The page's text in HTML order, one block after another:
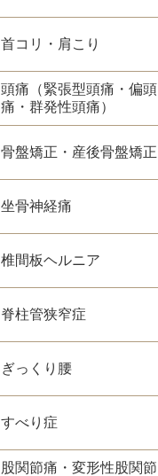
首コリ・肩こり
頭痛（緊張型頭痛・偏頭
痛・群発性頭痛）
骨盤矯正・産後骨盤矯正
坐骨神経痛
椎間板ヘルニア
脊柱管狭窄症
ぎっくり腰
すべり症
股関節痛・変形性股関節